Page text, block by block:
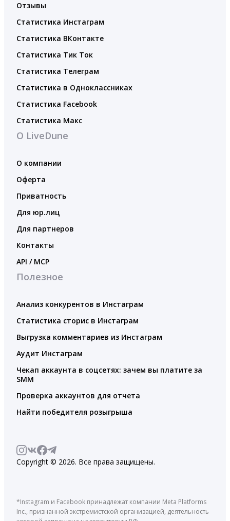
Отзывы
Статистика Инстаграм
Статистика ВКонтакте
Статистика Тик Ток
Статистика Телеграм
Статистика в Одноклассниках
Статистика Facebook
Статистика Макс
О LiveDune
О компании
Оферта
Приватность
Для юр.лиц
Для партнеров
Контакты
API / MCP
Полезное
Анализ конкурентов в Инстаграм
Статистика сторис в Инстаграм
Выгрузка комментариев из Инстаграм
Аудит Инстаграм
Чекап аккаунта в соцсетях: зачем вы платите за
SMM
Проверка аккаунтов для отчета
Найти победителя розыгрыша
Copyright © 2026. Все права защищены.
*Instagram и Facebook принадлежат компании Meta Platforms
Inc., признанной экстремистской организацией, деятельность